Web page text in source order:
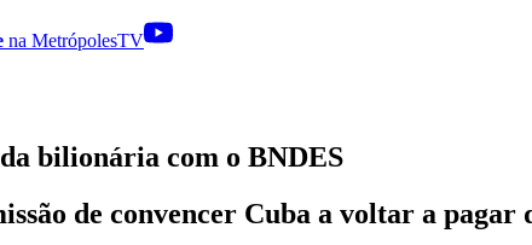
na MetrópolesTV
bilionária com o BNDES
de convencer Cuba a voltar a